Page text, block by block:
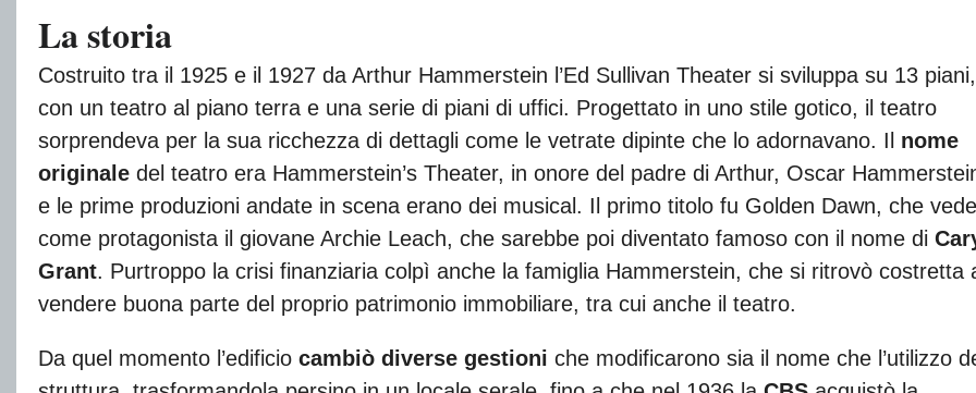
La storia
Costruito tra il 1925 e il 1927 da Arthur Hammerstein l’Ed Sullivan Theater si sviluppa su 13 piani,
con un teatro al piano terra e una serie di piani di uffici. Progettato in uno stile gotico, il teatro
sorprendeva per la sua ricchezza di dettagli come le vetrate dipinte che lo adornavano. Il nome
originale del teatro era Hammerstein’s Theater, in onore del padre di Arthur, Oscar
e le prime produzioni andate in scena erano dei musical. Il primo titolo fu Golden Dawn, che
come protagonista il giovane Archie Leach, che sarebbe poi diventato famoso con il nome di
Grant. Purtroppo la crisi finanziaria colpì anche la famiglia Hammerstein, che si ritrovò costretta
vendere buona parte del proprio patrimonio immobiliare, tra cui anche il teatro.
Da quel momento l’edificio cambiò diverse gestioni che modificarono sia il nome che l’utilizzo